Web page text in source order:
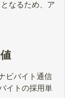
なるため、ア
ビバイト通信
イトの採用単